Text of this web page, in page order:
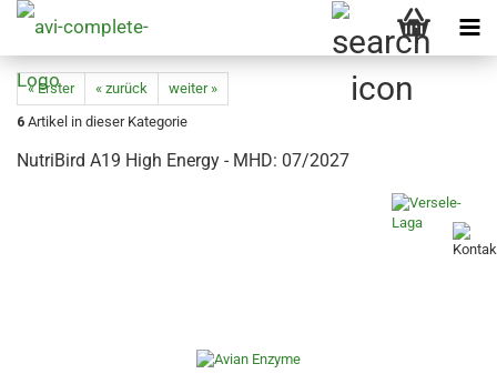
« Erster « zurück
weiter »
6 Artikel in dieser Kategorie
NutriBird A19 High Energy - MHD: 07/2027